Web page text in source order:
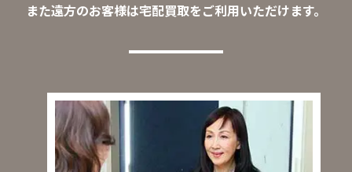
また遠方のお客様は宅配買取をご利用いただけます。